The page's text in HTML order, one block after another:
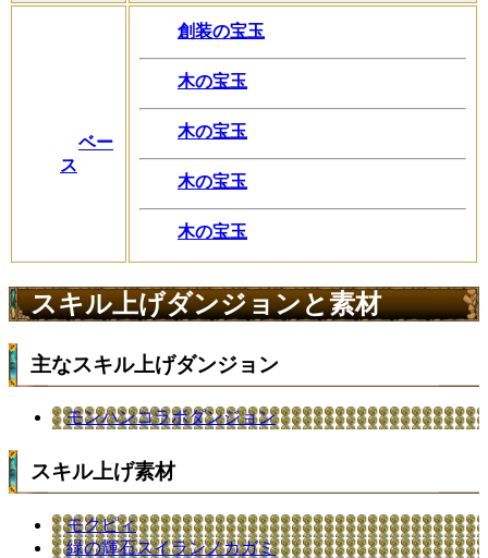
ベー
ス
創装の宝玉
木の宝玉
木の宝玉
木の宝玉
木の宝玉
スキル上げダンジョンと素材
主なスキル上げダンジョン
モンハンコラボダンジョン
スキル上げ素材
モクピィ
緑の輝石スイランノカガミ